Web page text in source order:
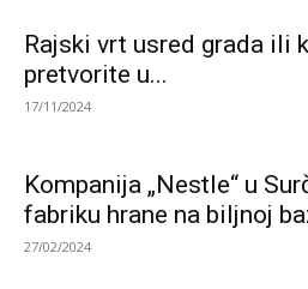
Rajski vrt usred grada ili
pretvorite u...
17/11/2024
Kompanija „Nestle“ u
fabriku hrane na biljnoj
27/02/2024